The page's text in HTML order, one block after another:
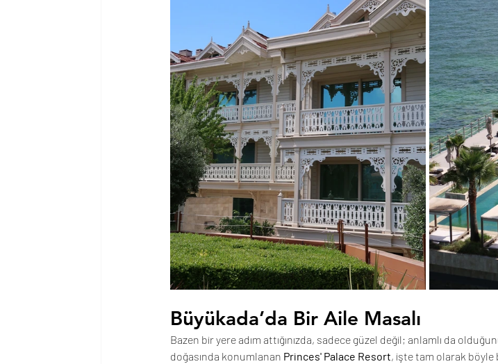
Büyükada’da Bir Aile Masalı
Bazen bir yere adım attığınızda, sadece güzel değil; anlamlı da
doğasında konumlanan Princes' Palace Resort, işte tam olarak